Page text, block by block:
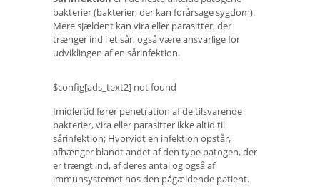
bakterier (bakterier, der kan forårsage sygdom).
Mere sjældent kan vira eller parasitter, der
trænger ind i et sår, også være ansvarlige for
udviklingen af ​​en sårinfektion.
$config[ads_text2] not found
Imidlertid fører penetration af de tilsvarende
bakterier, vira eller parasitter ikke altid til
sårinfektion; Hvorvidt en infektion opstår,
afhænger blandt andet af den type patogen, der
er trængt ind, af deres antal og også af
immunsystemet hos den pågældende patient.